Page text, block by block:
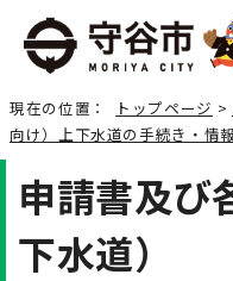
現在の位置： トップページ >
向け）上下水道の手続き・情報
申請書及び
下水道）